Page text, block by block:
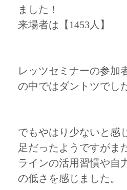
ました！
来場者は【1453人】
レッツセミナーの参加
の中ではダントツで
でもやはり少ないと感
足だったようですがま
ラインの活用習慣や自
の低さを感じました。